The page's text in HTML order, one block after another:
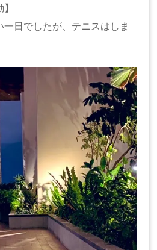
日でしたが、テニスはしま